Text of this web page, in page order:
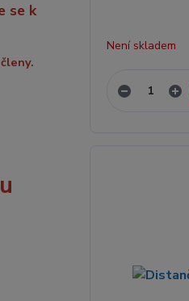
Není skladem
se k